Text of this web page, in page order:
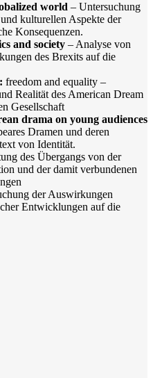
world – Untersuchung
kulturellen Aspekte der
Konsequenzen.
and society – Analyse von
des Brexits auf die
: freedom and equality –
Realität des American Dream
Gesellschaft
drama on young audiences
Dramen und deren
von Identität.
des Übergangs von der
und der damit verbundenen
der Auswirkungen
Entwicklungen auf die